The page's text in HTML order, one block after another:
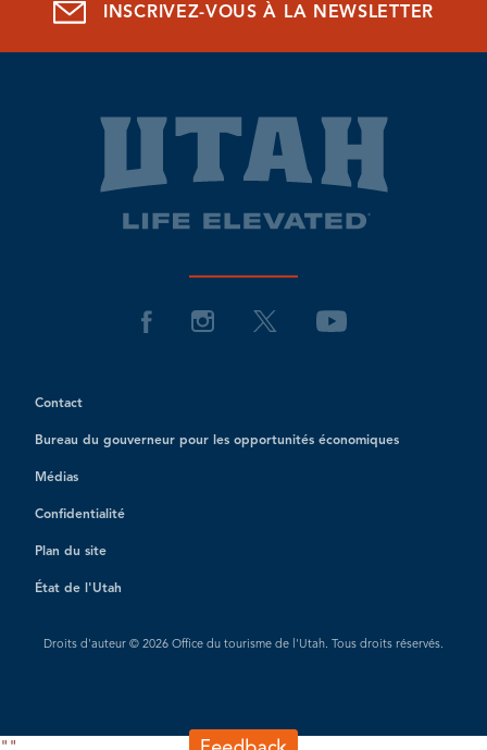
INSCRIVEZ-VOUS À LA NEWSLETTER
Contact
Bureau du gouverneur pour les opportunités économiques
Médias
Confidentialité
Plan du site
État de l'Utah
Droits d'auteur © 2026 Office du tourisme de l'Utah. Tous droits réservés.